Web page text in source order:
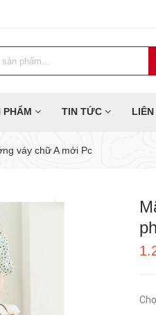
PHẨM TIN TỨC LIÊN
váy chữ A mới Pc